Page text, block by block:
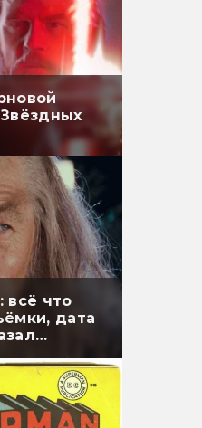
всё что
дата